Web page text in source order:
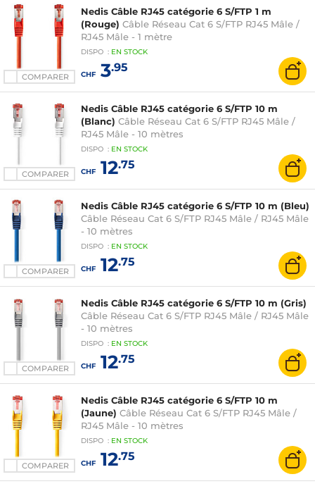
COMPARER
Nedis Câble RJ45 catégorie 6 S/FTP 1 m
(Rouge) Câble Réseau Cat 6 S/FTP RJ45 Mâle /
RJ45 Mâle - 1 mètre
DISPO : EN STOCK
CHF3.95
COMPARER
Nedis Câble RJ45 catégorie 6 S/FTP 10 m
(Blanc) Câble Réseau Cat 6 S/FTP RJ45 Mâle /
RJ45 Mâle - 10 mètres
DISPO : EN STOCK
CHF12.75
COMPARER
Nedis Câble RJ45 catégorie 6 S/FTP 10 m (Bleu)
Câble Réseau Cat 6 S/FTP RJ45 Mâle / RJ45 Mâle
- 10 mètres
DISPO : EN STOCK
CHF12.75
COMPARER
Nedis Câble RJ45 catégorie 6 S/FTP 10 m (Gris)
Câble Réseau Cat 6 S/FTP RJ45 Mâle / RJ45 Mâle
- 10 mètres
DISPO : EN STOCK
CHF12.75
COMPARER
Nedis Câble RJ45 catégorie 6 S/FTP 10 m
(Jaune) Câble Réseau Cat 6 S/FTP RJ45 Mâle /
RJ45 Mâle - 10 mètres
DISPO : EN STOCK
CHF12.75